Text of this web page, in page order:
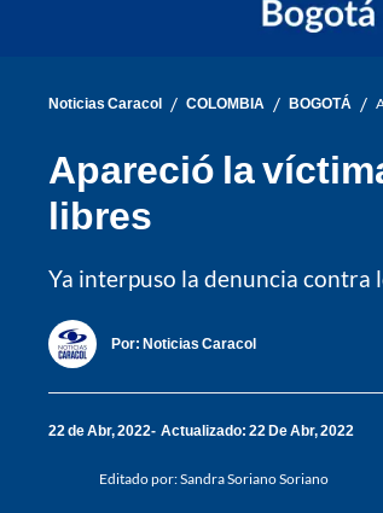
Noticias Caracol / COLOMBIA / BOGOTÁ /
Apareció la
libres
Ya interpuso la denuncia contra
Por: Noticias Caracol
22 de Abr, 2022 Actualizado: 22 De Abr, 2022
Editado por:Sandra Soriano Soriano